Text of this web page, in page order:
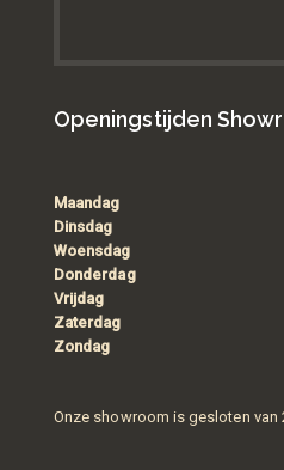
Openingstijden
Maandag
Dinsdag
Woensdag
Donderdag
Vrijdag
Zaterdag
Zondag
Onze showroom is gesloten van